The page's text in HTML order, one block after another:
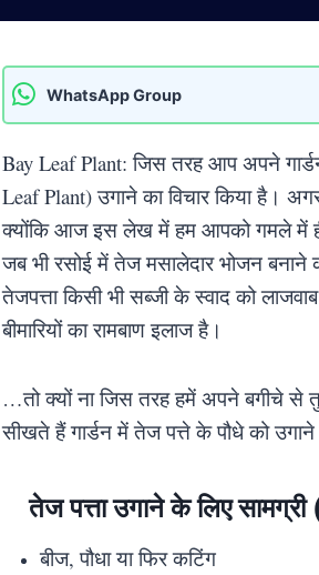
WhatsApp Group
Bay Leaf Plant: जिस तरह आप अपने
Leaf Plant) उगाने का विचार किया है।
क्योंकि आज इस लेख में हम आपको गमले में ही
जब भी रसोई में तेज मसालेदार भोजन बनाने
तेजपत्ता किसी भी सब्जी के स्वाद को
बीमारियों का रामबाण इलाज है।
…तो क्यों ना जिस तरह हमें अपने बगीचे से
सीखते हैं गार्डन में तेज पत्ते के पौधे को उगाने
तेज पत्ता उगाने के लिए
बीज, पौधा या फिर कटिंग